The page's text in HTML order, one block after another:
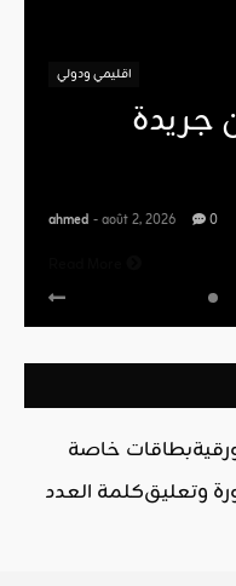
اقليمي ودولي
602 من جريدة
ahmed - août 2, 2026 0
بطاقات خاصة
وتعليقكلمة العدد